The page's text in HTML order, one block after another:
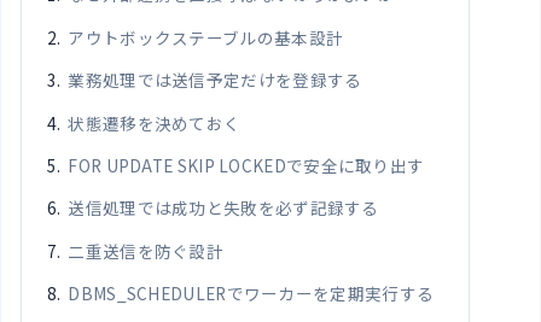
アウトボックステーブルの基本設計
業務処理では送信予定だけを登録する
状態遷移を決めておく
FOR UPDATE SKIP LOCKEDで安全に取り出す
送信処理では成功と失敗を必ず記録する
二重送信を防ぐ設計
DBMS_SCHEDULERでワーカーを定期実行する